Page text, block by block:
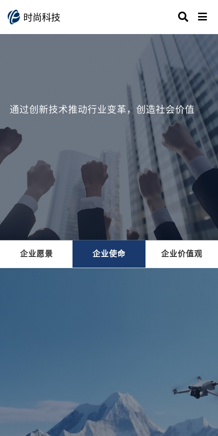
时尚科技
通过创新技术推动行业变革，创造社会价值
企业愿景 企业使命 企业价值观